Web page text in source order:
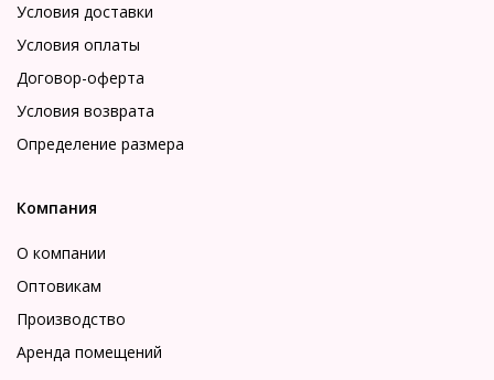
Условия доставки
Условия оплаты
Договор-оферта
Условия возврата
Определение размера
Компания
О компании
Оптовикам
Производство
Аренда помещений